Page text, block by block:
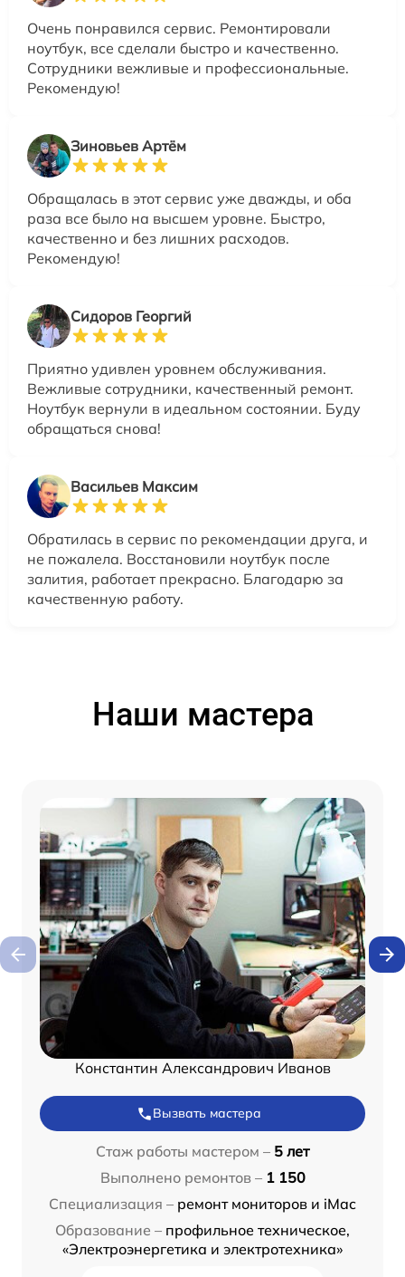
Очень понравился сервис. Ремонтировали
ноутбук, все сделали быстро и качественно.
Сотрудники вежливые и профессиональные.
Рекомендую!
Зиновьев Артём
Обращалась в этот сервис уже дважды, и оба
раза все было на высшем уровне. Быстро,
качественно и без лишних расходов.
Рекомендую!
Сидоров Георгий
Приятно удивлен уровнем обслуживания.
Вежливые сотрудники, качественный ремонт.
Ноутбук вернули в идеальном состоянии. Буду
обращаться снова!
Васильев Максим
Обратилась в сервис по рекомендации друга, и
не пожалела. Восстановили ноутбук после
залития, работает прекрасно. Благодарю за
качественную работу.
Наши мастера
Константин Александрович Иванов
Вызвать мастера
Стаж работы мастером – 5 лет
Выполнено ремонтов – 1 150
Специализация – ремонт мониторов и iMac
Образование – профильное техническое,
«Электроэнергетика и электротехника»